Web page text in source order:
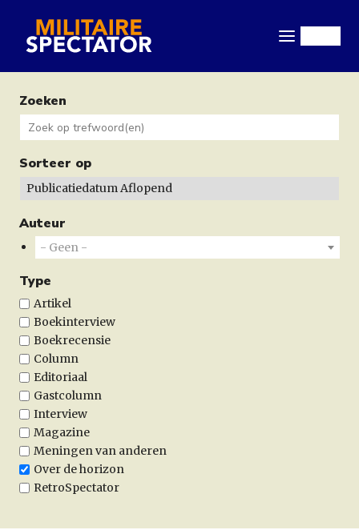
naar
gaanZoeken
Sorteer op
Auteur
- Geen -
Type
Artikel
Boekinterview
Boekrecensie
Column
Editoriaal
Gastcolumn
Interview
Magazine
Meningen van anderen
Over de horizon
RetroSpectator